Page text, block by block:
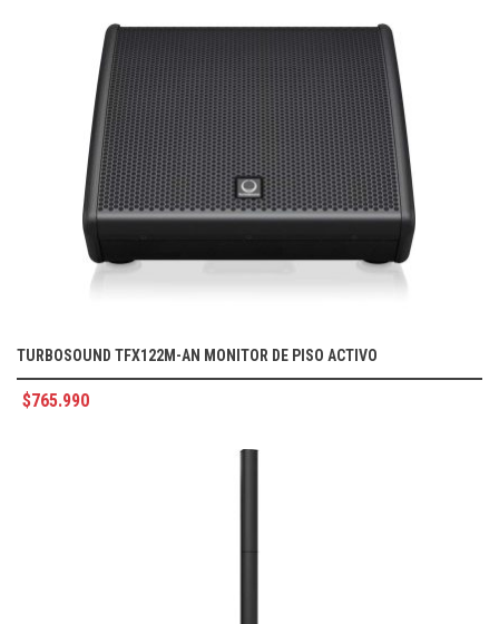
TURBOSOUND TFX122M-AN MONITOR DE PISO ACTIVO
$765.990